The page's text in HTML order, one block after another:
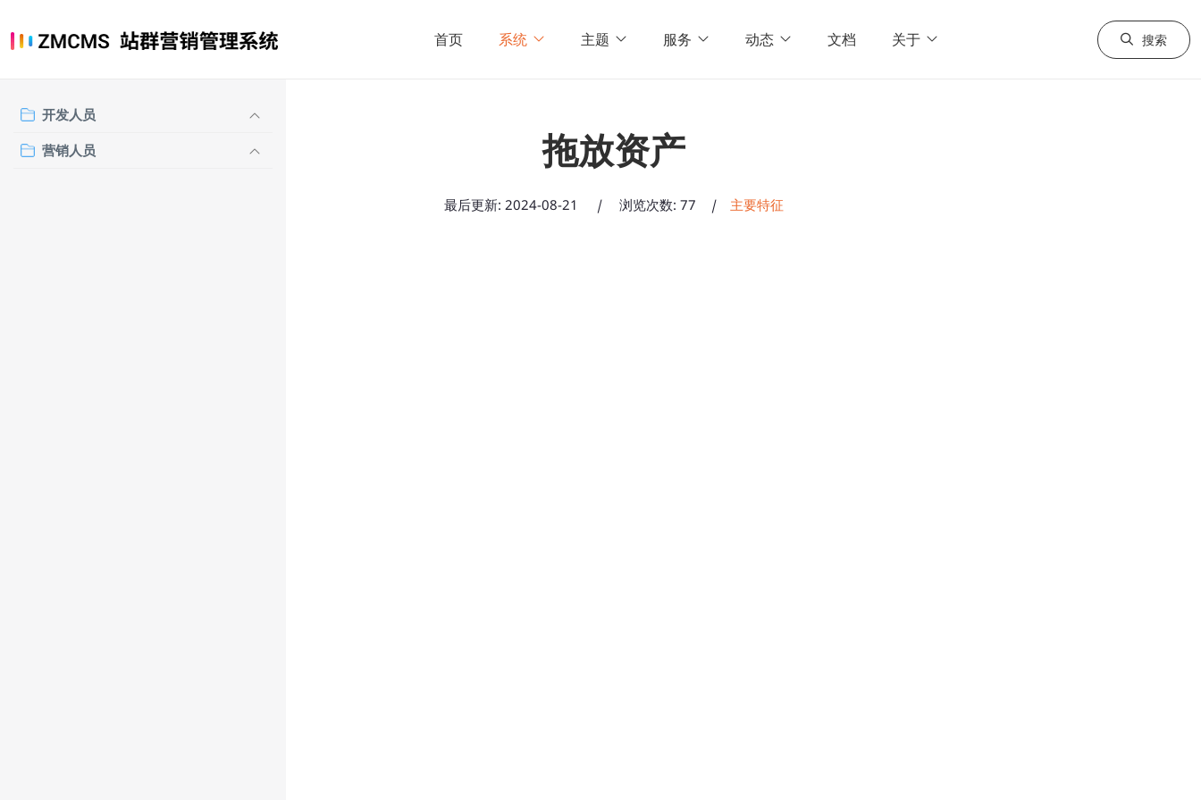
搜索
首页 系统 主题 服务 动态 文档 关于
拖放资产
最后更新: 2024-08-21 | 浏览次数: 77 | 主要特征
开发人员
营销人员